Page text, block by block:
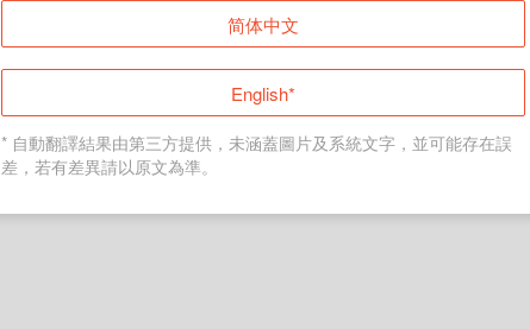
返回首頁
简体中文
English*
* 自動翻譯結果由第三方提供，未涵蓋圖片及系統文字，並可能存在誤
差，若有差異請以原文為準。